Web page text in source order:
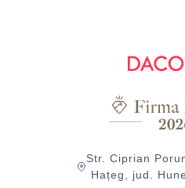
Str. Ciprian
Hațeg, jud.